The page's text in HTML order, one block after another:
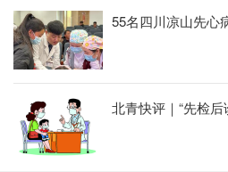
55名四川凉山先心
北青快评｜“先检